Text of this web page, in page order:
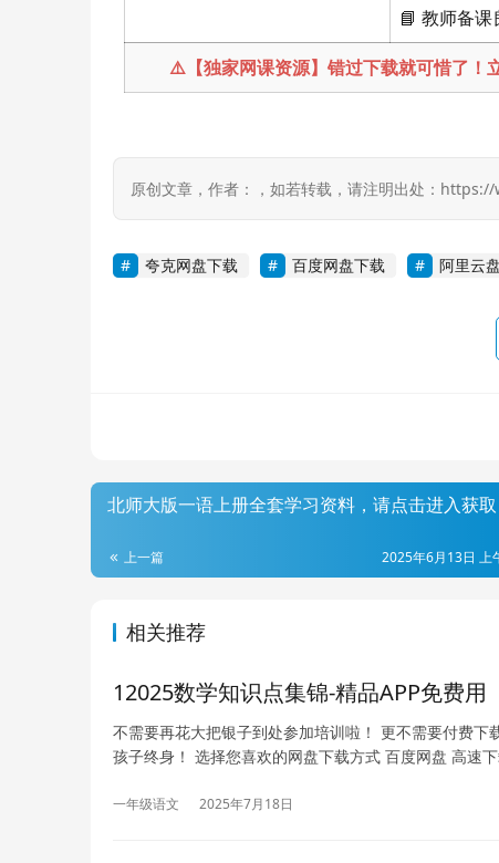
📘 教师备
⚠️【独家网课资源】错过下载就可惜了！
原创文章，作者：，如若转载，请注明出处：
夸克网盘下载 百度网盘下载 阿里云
北师大版一语上册全套学习资料，请点击进入获取
上一篇 2025年6月13日 上
相关推荐
12025数学知识点集锦-精品APP免费用
不需要再花大把银子到处参加培训啦！ 更不需要付费
孩子终身！ 选择您喜欢的网盘下载方式 百度网盘 高速
一年级语文 2025年7月18日